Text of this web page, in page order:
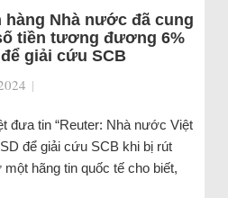
hàng Nhà nước đã cung
tiền tương đương 6%
giải cứu SCB
|
đưa tin “Reuter: Nhà nước Việt
để giải cứu SCB khi bị rút
một hãng tin quốc tế cho biết,